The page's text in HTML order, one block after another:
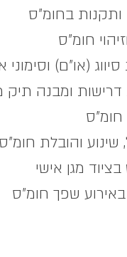
ותקנות בחומ"ס
חומ"ס
(או"ם)
ומבנה תיק
חומ"ס
שינוע והובלת חומ"ס
מגן אישי
באירוע שפך חומ"ס